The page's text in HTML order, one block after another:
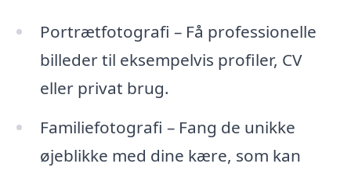
Portrætfotografi – Få professionelle
billeder til eksempelvis profiler, CV
eller privat brug.
Familiefotografi – Fang de unikke
øjeblikke med dine kære, som kan